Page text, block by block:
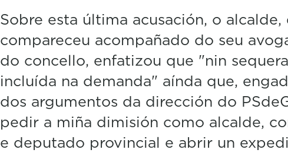
Sobre esta última acusación, o alcalde,
compareceu acompañado do seu
do concello, enfatizou que "nin
incluída na demanda" aínda que,
dos argumentos da dirección do
pedir a miña dimisión como alcalde,
e deputado provincial e abrir un